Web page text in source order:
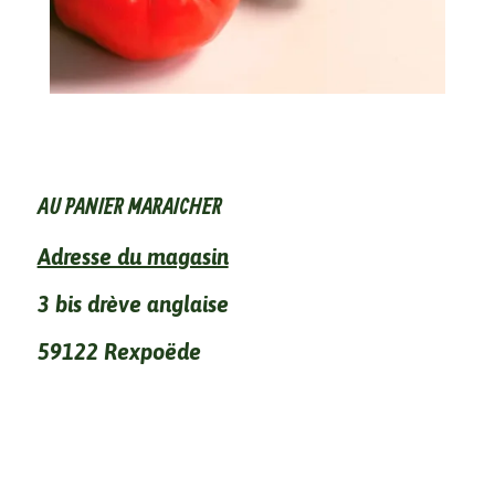
AU PANIER MARAICHER
Adresse du magasin
3 bis drève anglaise
59122 Rexpoëde